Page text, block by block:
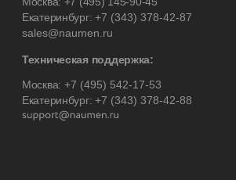
Екатеринбург:+7 (343) 378-42-87
sales@naumen.ru
Техническая поддержка:
Москва: +7 (495) 542-17-53
Екатеринбург:+7 (343) 378-42-88